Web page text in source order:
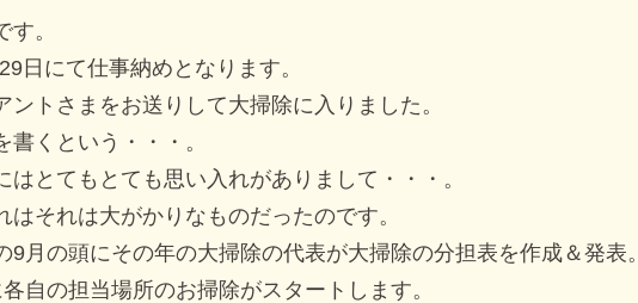
。
日にて仕事納めとなります。
ントさまをお送りして大掃除に入りました。
書くという・・・。
はとてもとても思い入れがありまして・・・。
はそれは大がかりなものだったのです。
9月の頭にその年の大掃除の代表が大掃除の分担表を作成＆発表。
自の担当場所のお掃除がスタートします。